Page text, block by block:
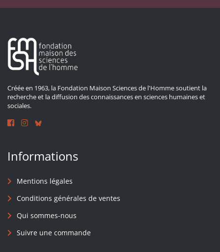
Créée en 1963, la Fondation Maison Sciences de l'Homme soutient la
recherche et la diffusion des connaissances en sciences humaines et
sociales.
Informations
Mentions légales
Conditions générales de ventes
Qui sommes-nous
Suivre une commande